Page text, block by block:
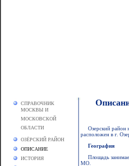
СПРАВОЧНИК
МОСКВЫ И
МОСКОВСКОЙ
ОБЛАСТИ
ОЗЁРСКИЙ РАЙОН
ОПИСАНИЕ
ИСТОРИЯ
Озерский район
расположен в г.
География
Площадь
МО.